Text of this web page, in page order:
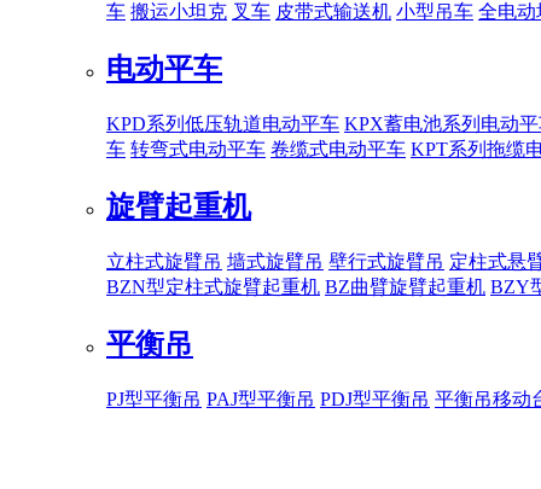
车 搬运小坦克 叉车 皮带式输送机 小型吊车 全电动
电动平车
KPD系列低压轨道电动平车 KPX蓄电池系列电动
车 转弯式电动平车 卷缆式电动平车 KPT系列拖缆
旋臂起重机
立柱式旋臂吊 墙式旋臂吊 壁行式旋臂吊 定柱式悬
BZN型定柱式旋臂起重机 BZ曲臂旋臂起重机 BZY
平衡吊
PJ型平衡吊 PAJ型平衡吊 PDJ型平衡吊 平衡吊移动